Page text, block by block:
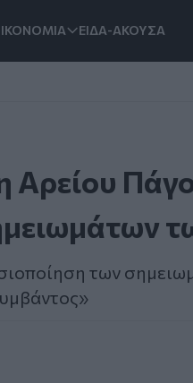
ΕΙΔΑ-ΑΚΟΥΣΑ
των